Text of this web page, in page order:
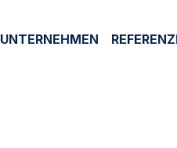
UNTERNEHMEN